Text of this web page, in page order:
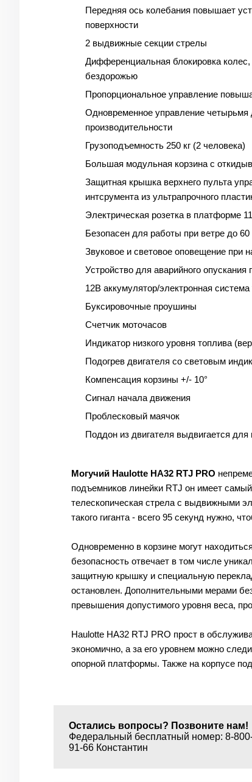
Передняя ось колебания повышает
поверхности
2 выдвижные секции стрелы
Дифференциальная блокировка
бездорожью
Пропорциональное управление
Одновременное управление
производительности
Грузоподъемность 250 кг (2 человека)
Большая модульная корзина с
Защитная крышка верхнего пульта
интсрумента из ультрапрочного
Электрическая розетка в платформе
Безопасен для работы при ветре до 60
Звуковое и световое оповещение при
Устройство для аварийного
12В аккумулятор/электронная
Буксировочные проушины
Счетчик моточасов
Индикатор низкого уровня топлива
Подогрев двигателя со световым
Компенсация корзины +/- 10°
Сигнал начала движения
Проблесковый маячок
Поддон из двигателя выдвигается
Могучий Haulotte HA32 RTJ PRO
подъемников линейки RTJ он имеет
телескопическая стрела с выдвижными
такого гиганта - всего 95 секунд нужно,
Одновременно в корзине могут
безопасность отвечает в том числе
защитную крышку и специальную
остановлен. Дополнительными мерами
превышения допустимого уровня веса,
Haulotte HA32 RTJ PRO прост в
экономично, а за его уровнем можно
опорной платформы. Также на корпусе
Остались вопросы? Позвоните нам!
Федеральный бесплатный номер: 8-
91-66 Константин